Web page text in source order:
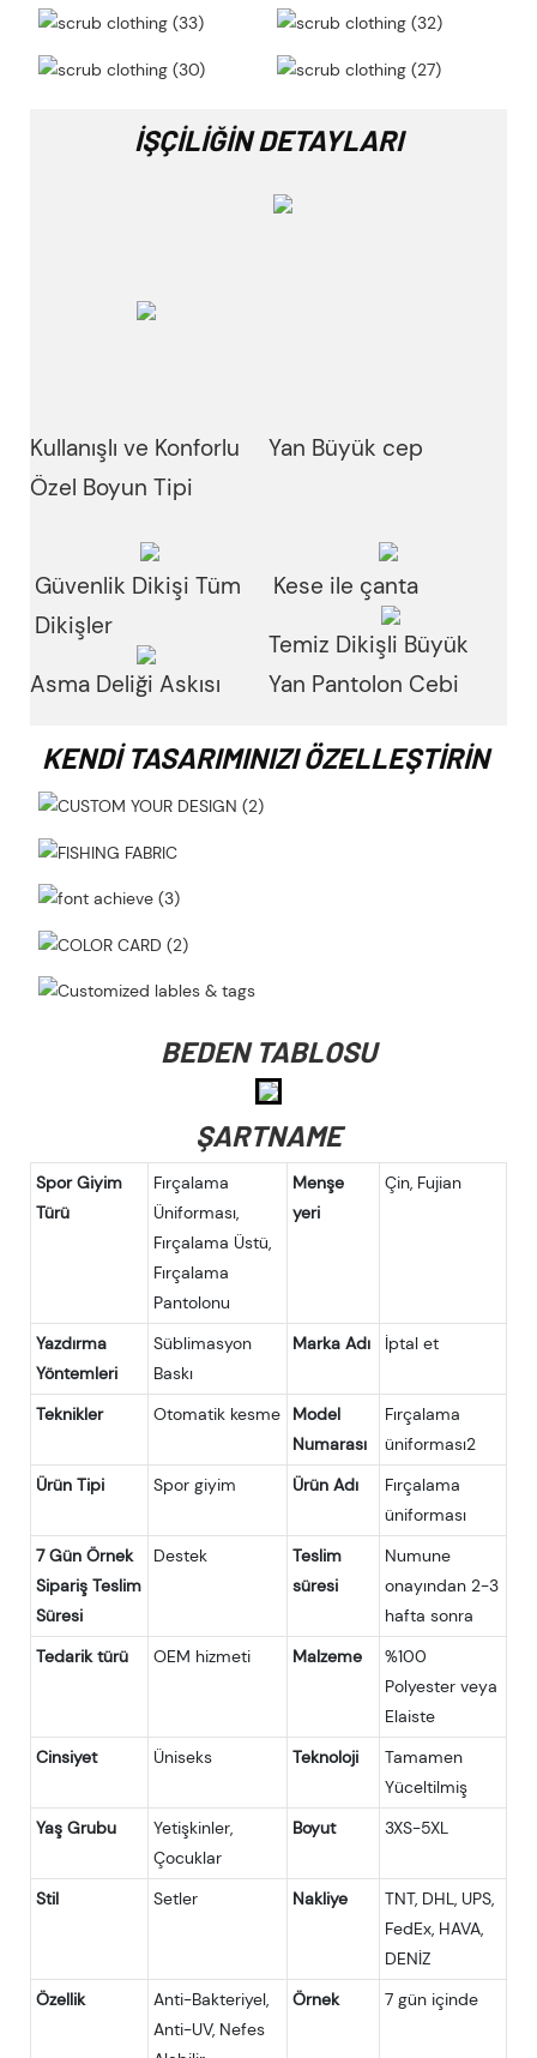
İŞÇILIĞIN DETAYLARI
Kullanışlı ve Konforlu
Özel Boyun Tipi
Yan Büyük cep
Güvenlik Dikişi Tüm
Dikişler
Asma Deliği Askısı
Kese ile çanta
Temiz Dikişli Büyük
Yan Pantolon Cebi
KENDI TASARIMINIZI ÖZELLEŞTIRIN
BEDEN TABLOSU
ŞARTNAME
Spor Giyim
Türü
Fırçalama
Üniforması,
Fırçalama Üstü,
Fırçalama
Pantolonu
Menşe
yeri
Çin, Fujian
Yazdırma
Yöntemleri
Süblimasyon
Baskı
Marka Adı İptal et
Teknikler Otomatik kesme
Model
Numarası
Fırçalama
üniforması2
Ürün Tipi
Spor giyim Ürün Adı
Fırçalama
üniforması
7 Gün Örnek
Sipariş Teslim
Süresi
Destek
Teslim
süresi
Numune
onayından 2-3
hafta sonra
Tedarik türü
OEM hizmeti Malzeme
%100
Polyester veya
Elaiste
Cinsiyet
Üniseks Teknoloji
Tamamen
Yüceltilmiş
Yaş Grubu
Yetişkinler,
Çocuklar
Boyut 3XS-5XL
Stil Setler Nakliye
TNT, DHL, UPS,
FedEx, HAVA,
DENİZ
Özellik
Anti-Bakteriyel,
Anti-UV, Nefes
Örnek 7 gün içinde